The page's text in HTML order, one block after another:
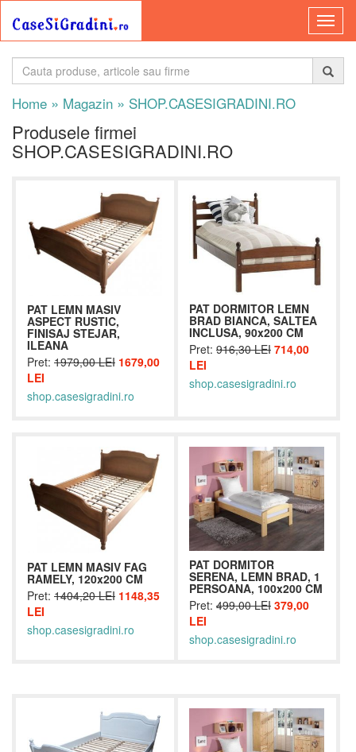
Home » Magazin » SHOP.CASESIGRADINI.RO
Produsele firmei
SHOP.CASESIGRADINI.RO
PAT LEMN MASIV
ASPECT RUSTIC,
FINISAJ STEJAR,
ILEANA
Pret: 1979,00 LEI 1679,00
LEI
shop.casesigradini.ro
PAT DORMITOR LEMN
BRAD BIANCA, SALTEA
INCLUSA, 90x200 CM
Pret: 916,30 LEI 714,00
LEI
shop.casesigradini.ro
PAT LEMN MASIV FAG
RAMELY, 120x200 CM
Pret: 1404,20 LEI 1148,35
LEI
shop.casesigradini.ro
PAT DORMITOR
SERENA, LEMN BRAD, 1
PERSOANA, 100x200 CM
Pret: 499,00 LEI 379,00
LEI
shop.casesigradini.ro